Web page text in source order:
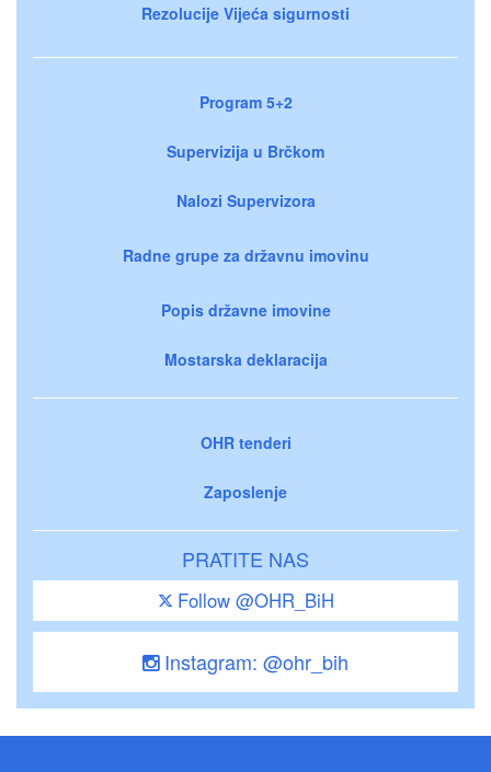
Rezolucije Vijeća sigurnosti
Program 5+2
Supervizija u Brčkom
Nalozi Supervizora
Radne grupe za državnu imovinu
Popis državne imovine
Mostarska deklaracija
OHR tenderi
Zaposlenje
PRATITE NAS
Follow @OHR_BiH
Instagram: @ohr_bih